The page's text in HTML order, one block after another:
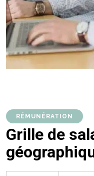
RÉMUNÉRATION
Grille de